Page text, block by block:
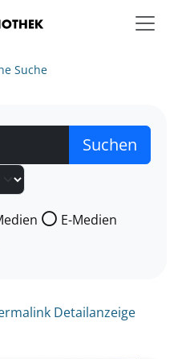
Suche
nach der Sie suchen wollen.
E-Medien
Detailanzeige